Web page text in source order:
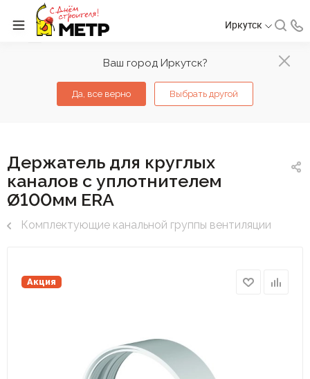
Ваш город Иркутск?
Да, все верно Выбрать другой
Иркутск
Держатель для круглых
каналов с уплотнителем
Ø100мм ERA
Комплектующие канальной группы вентиляции
Акция